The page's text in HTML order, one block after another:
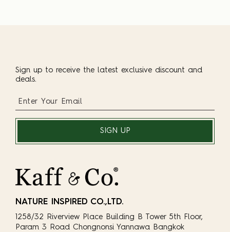
Sign up to receive the latest exclusive discount and
deals.
SIGN UP
NATURE INSPIRED CO.,LTD.
1258/32 Riverview Place Building B Tower 5th Floor,
Param 3 Road Chongnonsi Yannawa Bangkok